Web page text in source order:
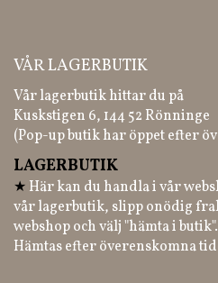
VÅR LAGERBUTIK
Vår lagerbutik hittar du på
Kuskstigen 6, 144 52 Rönninge
(Pop-up butik har öppet efter
LAGERBUTIK
★ Här kan du handla i vår
vår lagerbutik, slipp onödig
webshop och välj "hämta i butik".
Hämtas efter överenskomna